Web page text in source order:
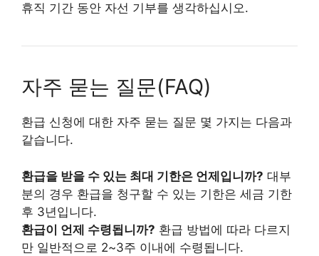
휴직 기간 동안 자선 기부를 생각하십시오.
자주 묻는 질문(FAQ)
환급 신청에 대한 자주 묻는 질문 몇 가지는 다음과
같습니다.
환급을 받을 수 있는 최대 기한은 언제입니까? 대부
분의 경우 환급을 청구할 수 있는 기한은 세금 기한
후 3년입니다.
환급이 언제 수령됩니까? 환급 방법에 따라 다르지
만 일반적으로 2~3주 이내에 수령됩니다.